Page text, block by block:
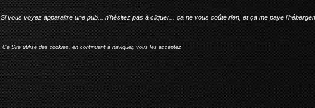
Si vous voyez apparaitre une pub... n'hésitez pas à cliquer... ça ne vous coûte rien, et ça me paye
Ce Site utilise des cookies, en continuant à naviguer, vous les acceptez